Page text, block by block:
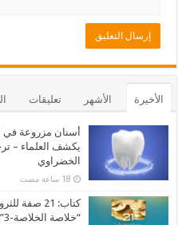
الأخيرة الأشهر تعليقات
أسنان مزروعة في
يكشف العلماء –
الخضراوي
كتاب: 21
“خلاصة الخلاصة-3” بقلم ماجد علي المزين